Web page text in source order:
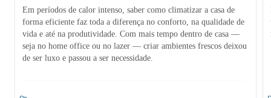
Em períodos de calor intenso, saber como climatizar a casa de
forma eficiente faz toda a diferença no conforto, na qualidade de
vida e até na produtividade. Com mais tempo dentro de casa —
seja no home office ou no lazer — criar ambientes frescos deixou
de ser luxo e passou a ser necessidade.